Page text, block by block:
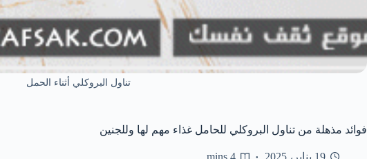
تناول البروكلي أثناء الحمل
فوائد مذهلة من تناول البروكلي للحامل غذاء مهم لها وللجنين
19 يناير، 2025 4 mins